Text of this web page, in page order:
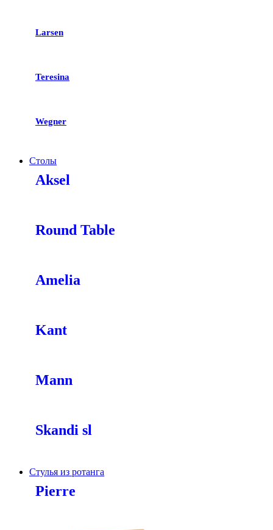
Larsen
Teresina
Wegner
Столы
Aksel
Round Table
Amelia
Kant
Mann
Skandi sl
Стулья из ротанга
Pierre